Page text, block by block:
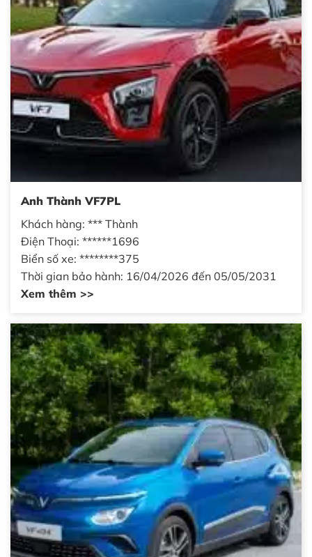
Anh Thành VF7PL
Khách hàng: *** Thành
Điện Thoại: ******1696
Biển số xe: ********375
Thời gian bảo hành: 16/04/2026 đến 05/05/2031
Xem thêm >>